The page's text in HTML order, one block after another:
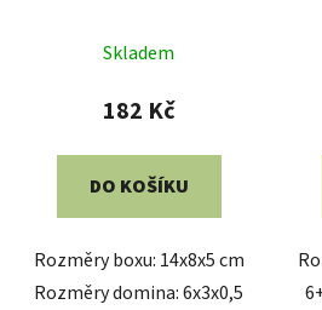
Skladem
182 Kč
DO KOŠÍKU
Rozměry boxu: 14x8x5 cm
Rozměry domina: 6x3x0,5